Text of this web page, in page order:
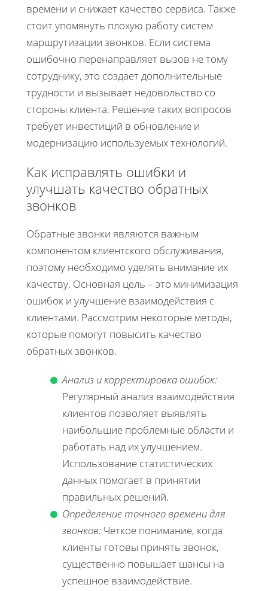
времени и снижает качество сервиса. Также
стоит упомянуть плохую работу систем
маршрутизации звонков. Если система
ошибочно перенаправляет вызов не тому
сотруднику, это создает дополнительные
трудности и вызывает недовольство со
стороны клиента. Решение таких вопросов
требует инвестиций в обновление и
модернизацию используемых технологий.
Как исправлять ошибки и
улучшать качество обратных
звонков
Обратные звонки являются важным
компонентом клиентского обслуживания,
поэтому необходимо уделять внимание их
качеству. Основная цель – это минимизация
ошибок и улучшение взаимодействия с
клиентами. Рассмотрим некоторые методы,
которые помогут повысить качество
обратных звонков.
Анализ и корректировка ошибок:
Регулярный анализ взаимодействия
клиентов позволяет выявлять
наибольшие проблемные области и
работать над их улучшением.
Использование статистических
данных помогает в принятии
правильных решений.
Определение точного времени для
звонков: Четкое понимание, когда
клиенты готовы принять звонок,
существенно повышает шансы на
успешное взаимодействие.